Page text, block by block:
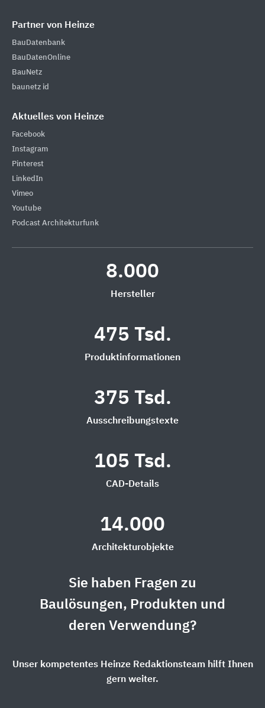
Partner von Heinze
BauDatenbank
BauDatenOnline
BauNetz
baunetz id
Aktuelles von Heinze
Facebook
Instagram
Pinterest
LinkedIn
Vimeo
Youtube
Podcast Architekturfunk
8.000
Hersteller
475 Tsd.
Produktinformationen
375 Tsd.
Ausschreibungstexte
105 Tsd.
CAD-Details
14.000
Architekturobjekte
Sie haben Fragen zu
Baulösungen, Produkten und
deren Verwendung?
Unser kompetentes Heinze Redaktionsteam hilft Ihnen
gern weiter.